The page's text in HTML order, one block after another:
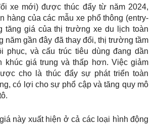
xe mới) được thúc đẩy từ năm 2024,
hàng của các mẫu xe phổ thông (entry-
tăng giá của thị trường xe du lịch toàn
năm gần đây đã thay đổi, thị trường tầm
phục, và cấu trúc tiêu dùng đang dần
khúc giá trung và thấp hơn. Việc giảm
cho là thúc đẩy sự phát triển toàn
có lợi cho sự phổ cập và tăng quy mô
này xuất hiện ở cả các loại hình động